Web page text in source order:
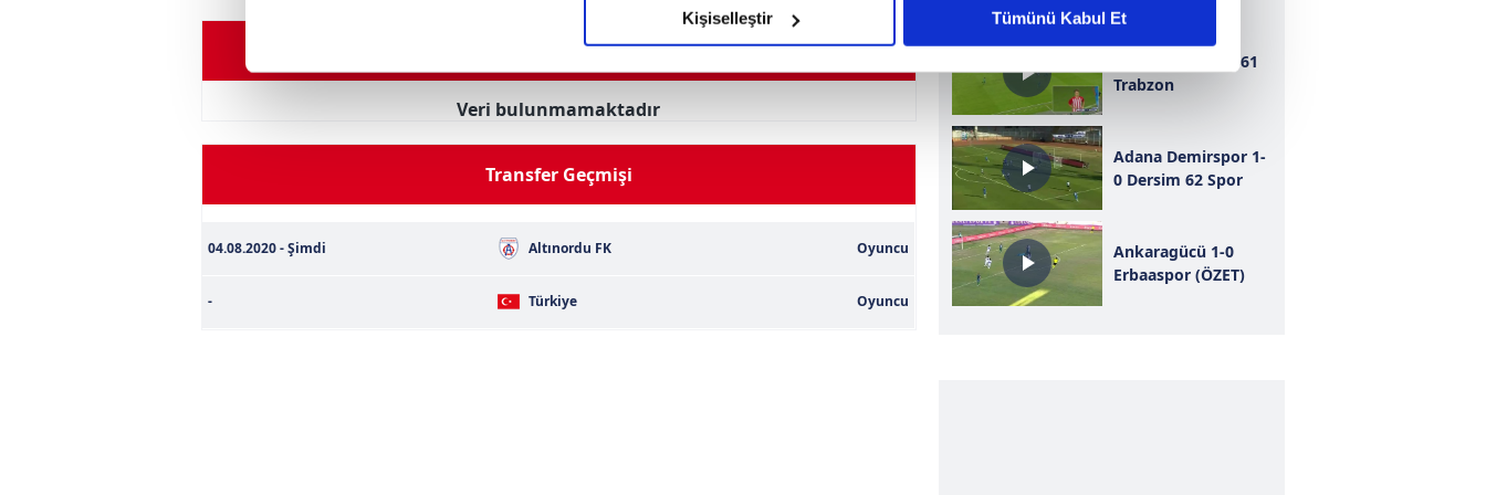
Sizlere daha iyi bir hizmet sunabilmek için İnternet Sitemizde kendimize ve üçüncü kişilere ait çerezler kullanılmaktadır. Bu
çerezler vasıtasıyla çeşitli kişisel verileriniz işlenmekte olup gerekli olan çerezler bilgi toplumu hizmetlerinin sunulması
amacıyla kullanılmaktadır. Diğer çerezler, sitemizin daha işlevsel kılınması ve kişiselleştirilmesi ve sizlere yönelik
reklam/pazarlama faaliyetlerinin yapılması, amaçlarıyla sınırlı olarak açık rızanız dahilinde kullanılacaktır.
Çerezlere ilişkin tercihlerinizi aşağıda yer alan panel vasıtasıyla belirleyebilirsiniz. Çerezlere ilişkin detaylı bilgi için Ayarlar
Çerez Bilgilendirme Metnimizi
Kişiselleştir Tümünü Kabul Et
Oyuncu Performansı Türkiye Kupası 25/26
Veri bulunmamaktadır
Transfer Geçmişi
04.08.2020 - Şimdi Altınordu FK Oyuncu
- Türkiye Oyuncu
Bursaspor 1-1 1461
Trabzon
Adana Demirspor 1-
0 Dersim 62 Spor
Ankaragücü 1-0
Erbaaspor (ÖZET)